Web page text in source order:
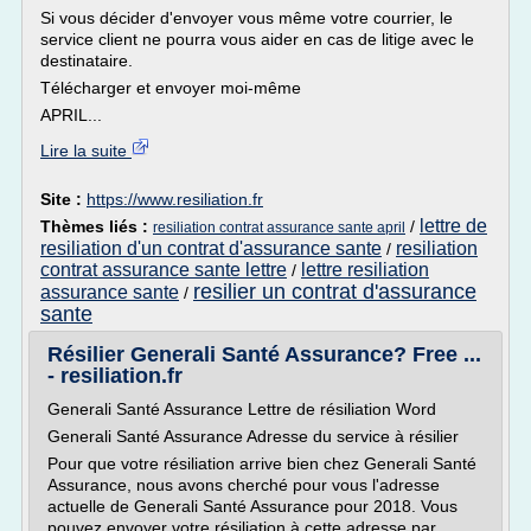
Si vous décider d'envoyer vous même votre courrier, le
service client ne pourra vous aider en cas de litige avec le
destinataire.
Télécharger et envoyer moi-même
APRIL...
Lire la suite
Site : https://www.resiliation.fr
Thèmes liés : resiliation contrat assurance sante april / lettre de
resiliation d'un contrat d'assurance sante / resiliation
contrat assurance sante lettre / lettre resiliation
assurance sante / resilier un contrat d'assurance
sante
Résilier Generali Santé Assurance? Free ...
- resiliation.fr
Generali Santé Assurance Lettre de résiliation Word
Generali Santé Assurance Adresse du service à résilier
Pour que votre résiliation arrive bien chez Generali Santé
Assurance, nous avons cherché pour vous l'adresse
actuelle de Generali Santé Assurance pour 2018. Vous